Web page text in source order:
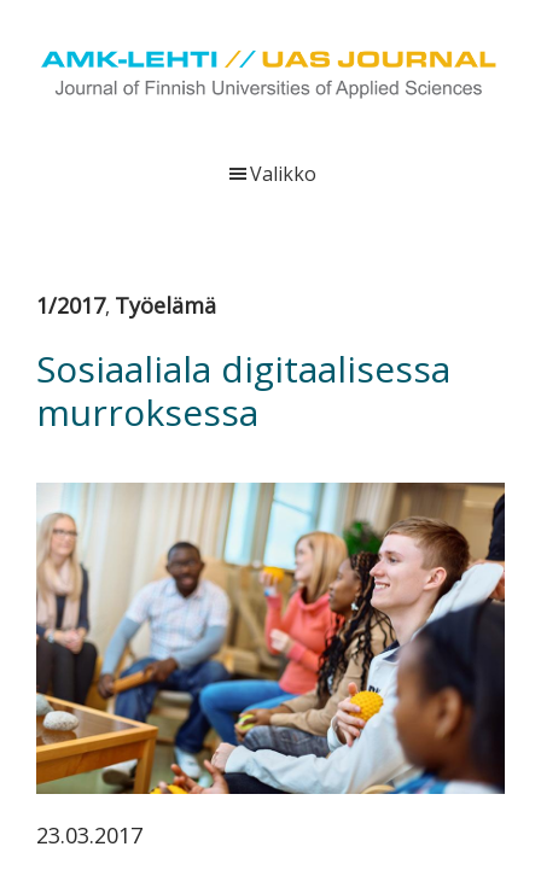
Hyppää
pääsisältöön
Hyppää
ensisijaiseen
Hyppää
alatunnisteeseen
viestittää
tutkimus-,
kehittämis-
sekä
ammattikorkeakoulutusta
koskevasta
tutkimuksesta
kaikille
kiinnostuneille.
Valikko
1/2017, Työelämä
Sosiaaliala digitaalisessa
murroksessa
23.03.2017